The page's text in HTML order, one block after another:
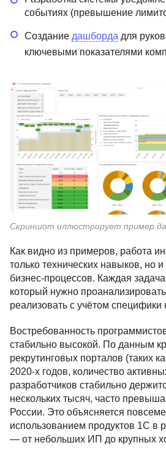
событиях (превышение
Создание дашборда для
ключевыми показателями
Скриншот иллюстрирует пример
Как видно из примеров, работа
только технических навыков, но
бизнес-процессов. Каждая
который нужно
реализовать с учётом специфики
Востребованность
стабильно высокой. По данным
рекрутинговых порталов (таких
2020-х годов, количество
разработчиков стабильно
нескольких тысяч, часто
России. Это объясняется
использованием продуктов 1С в
— от небольших ИП до крупных